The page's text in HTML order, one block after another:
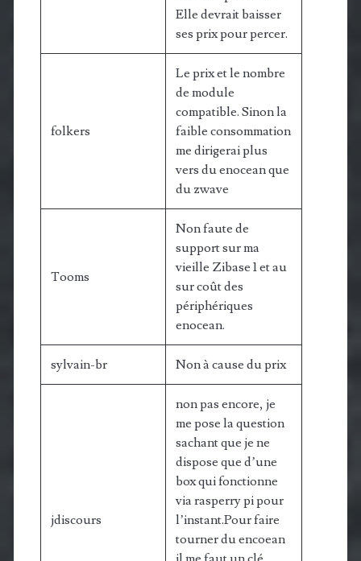
Elle devrait baisser
ses prix pour percer.
folkers
Le prix et le nombre
de module
compatible. Sinon la
faible consommation
me dirigerai plus
vers du enocean que
du zwave
Tooms
Non faute de
support sur ma
vieille Zibase 1 et au
sur coût des
périphériques
enocean.
sylvain-br Non à cause du prix
jdiscours
non pas encore, je
me pose la question
sachant que je ne
dispose que d’une
box qui fonctionne
via rasperry pi pour
l’instant.Pour faire
tourner du encoean